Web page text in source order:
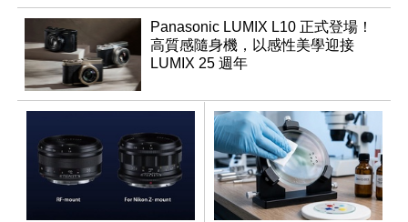
Panasonic LUMIX L10 正式登場！
高質感隨身機，以感性美學迎接
LUMIX 25 週年